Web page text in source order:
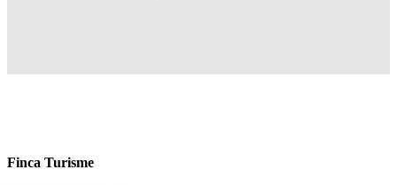
Finca Turisme